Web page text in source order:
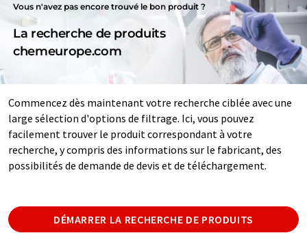
Vous n'avez pas encore trouvé le bon produit ?
La recherche de produits
chemeurope.com
Commencez dès maintenant votre recherche ciblée avec une
large sélection d'options de filtrage. Ici, vous pouvez
facilement trouver le produit correspondant à votre
recherche, y compris des informations sur le fabricant, des
possibilités de demande de devis et de téléchargement.
DÉMARRER LA RECHERCHE DE PRODUITS